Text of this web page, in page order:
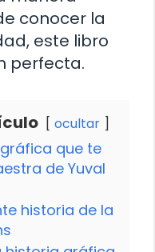
conocer la
este libro
perfecta.
ocultar
que te
de Yuval
historia de la